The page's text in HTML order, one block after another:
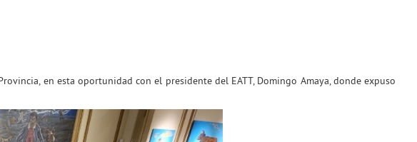
en esta oportunidad con el presidente del EATT, Domingo Amaya, donde expuso